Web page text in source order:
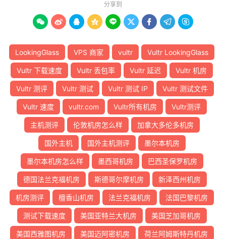
分享到
        
LookingGlass VPS 商家 vultr Vultr LookingGlass
Vultr 下载速度 Vultr 丢包率 Vultr 延迟 Vultr 机房
Vultr 测评 Vultr 测试 Vultr 测试 IP Vultr 测试文件
Vultr 速度 vultr.com Vultr所有机房 Vultr测评
主机测评 伦敦机房怎么样 加拿大多伦多机房
国外主机 国外主机测评 墨尔本机房
墨尔本机房怎么样 墨西哥机房 巴西圣保罗机房
德国法兰克福机房 斯德哥尔摩机房 新泽西州机房
机房测评 檀香山机房 法兰克福机房 法国巴黎机房
测试下载速度 美国亚特兰大机房 美国芝加哥机房
美国西雅图机房 美国迈阿密机房 荷兰阿姆斯特丹机房